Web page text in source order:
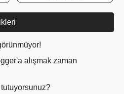
alışmak zaman